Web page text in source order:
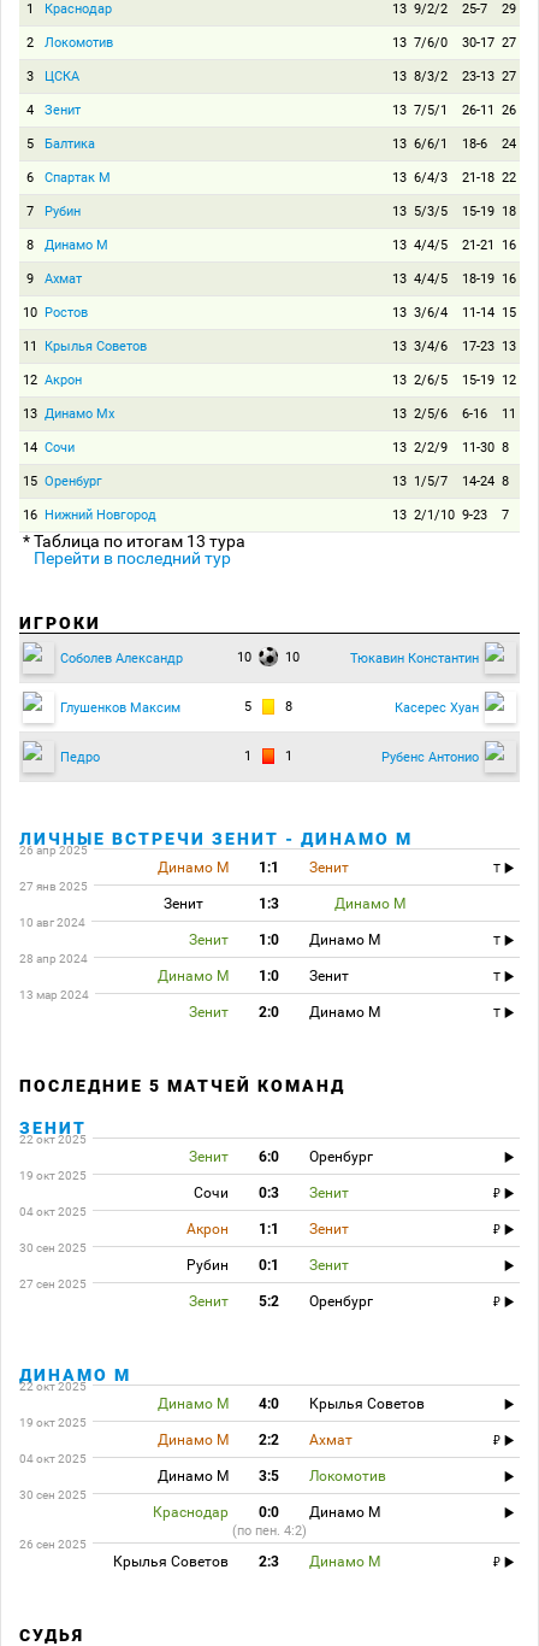
1 Краснодар 13 9/2/2 25-7 29
2 Локомотив 13 7/6/0 30-17 27
3 ЦСКА 13 8/3/2 23-13 27
4 Зенит 13 7/5/1 26-11 26
5 Балтика 13 6/6/1 18-6 24
6 Спартак М 13 6/4/3 21-18 22
7 Рубин 13 5/3/5 15-19 18
8 Динамо М 13 4/4/5 21-21 16
9 Ахмат 13 4/4/5 18-19 16
10 Ростов 13 3/6/4 11-14 15
11 Крылья Советов 13 3/4/6 17-23 13
12 Акрон 13 2/6/5 15-19 12
13 Динамо Мх 13 2/5/6 6-16 11
14 Сочи 13 2/2/9 11-30 8
15 Оренбург 13 1/5/7 14-24 8
16 Нижний Новгород 13 2/1/10 9-23 7
* Таблица по итогам 13 тура
Перейти в последний тур
ИГРОКИ
Соболев Александр 10 10 Тюкавин Константин
Глушенков Максим 5 8 Касерес Хуан
Педро 1 1 Рубенс Антонио
ЛИЧНЫЕ ВСТРЕЧИ ЗЕНИТ - ДИНАМО М
26 апр 2025
Динамо М 1:1 Зенит
T
27 янв 2025
Зенит 1:3 Динамо М
10 авг 2024
Зенит 1:0 Динамо М
T
28 апр 2024
Динамо М 1:0 Зенит
T
13 мар 2024
Зенит 2:0 Динамо М T
ПОСЛЕДНИЕ 5 МАТЧЕЙ КОМАНД
ЗЕНИТ
22 окт 2025
Зенит 6:0 Оренбург
19 окт 2025
Сочи 0:3 Зенит
04 окт 2025
Акрон 1:1 Зенит
30 сен 2025
Рубин 0:1 Зенит
27 сен 2025
Зенит 5:2 Оренбург
ДИНАМО М
22 окт 2025
Динамо М 4:0 Крылья Советов
19 окт 2025
Динамо М 2:2 Ахмат
04 окт 2025
Динамо М 3:5 Локомотив
30 сен 2025
Краснодар 0:0 Динамо М
(по пен. 4:2)
26 сен 2025
Крылья Советов 2:3 Динамо М
СУДЬЯ